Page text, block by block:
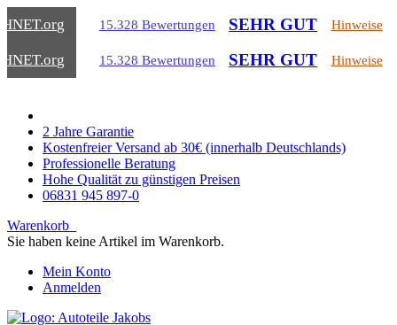
.org 15.328 Bewertungen SEHR GUT Hinweise
.org 15.328 Bewertungen SEHR GUT Hinweise
2 Jahre Garantie
Kostenfreier Versand ab 30€ (innerhalb Deutschlands)
Professionelle Beratung
Hohe Qualität zu günstigen Preisen
06831 945 897-0
Warenkorb
Sie haben keine Artikel im Warenkorb.
Mein Konto
Anmelden